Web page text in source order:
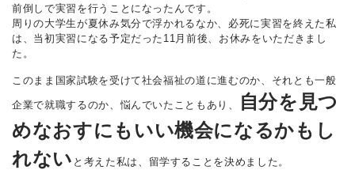
前倒しで実習を行うことになったんです。
周りの大学生が夏休み気分で浮かれるなか、必死に実習を終えた私
は、当初実習になる予定だった11月前後、お休みをいただきまし
た。
このまま国家試験を受けて社会福祉の道に進むのか、それとも一般
企業で就職するのか、悩んでいたこともあり、
自分を見つ
めなおすにもいい機会になるかもし
れない と考えた私は、留学することを決めました。